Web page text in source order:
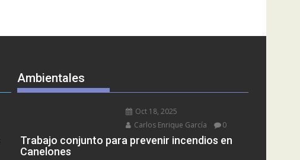
Ambientales
Oct 18, 2025
Carlos Enrique García
0
Trabajo conjunto para prevenir incendios en
Canelones